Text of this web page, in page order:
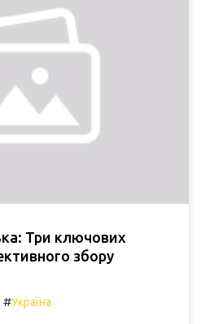
Три ключових
збору
#Україна